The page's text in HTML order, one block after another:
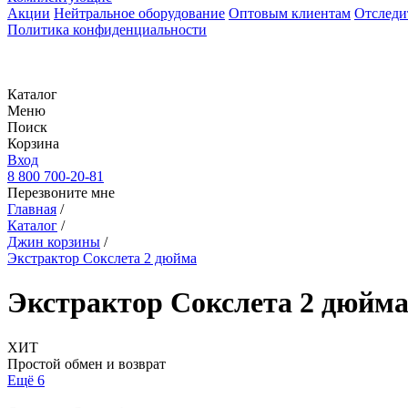
Акции Нейтральное оборудование Оптовым клиентам
Политика конфиденциальности
Каталог
Меню
Поиск
Корзина
Вход
8 800 700-20-81
Перезвоните мне
Главная /
Каталог /
Джин корзины /
Экстрактор Сокслета 2 дюйма
Экстрактор Сокслета 2 дюйма
ХИТ
Простой обмен и возврат
Ещё 6